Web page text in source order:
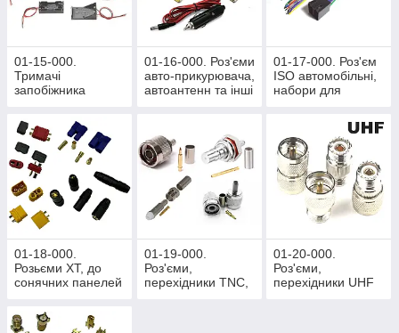
01-15-000.
Тримачі
запобіжника
для батарейок АА
і ААА
01-16-000. Роз'єми
авто-прикурювача,
автоантенн та інші
01-17-000. Роз'єм
ISO автомобільні,
набори для
01-18-000.
Розьєми ХТ, до
сонячних панелей
01-19-000.
Роз'єми,
перехідники TNC,
01-20-000.
Роз'єми,
перехідники UHF